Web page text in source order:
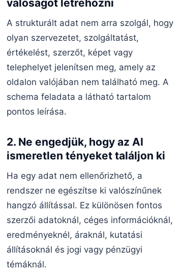
valóságot létrehozni
A strukturált adat nem arra szolgál, hogy
olyan szervezetet, szolgáltatást,
értékelést, szerzőt, képet vagy
telephelyet jelenítsen meg, amely az
oldalon valójában nem található meg. A
schema feladata a látható tartalom
pontos leírása.
2. Ne engedjük, hogy az AI
ismeretlen tényeket találjon ki
Ha egy adat nem ellenőrizhető, a
rendszer ne egészítse ki valószínűnek
hangzó állítással. Ez különösen fontos
szerzői adatoknál, céges információknál,
eredményeknél, áraknál, kutatási
állításoknál és jogi vagy pénzügyi
témáknál.